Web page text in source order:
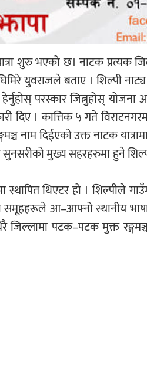
शुरु भएको छ। नाटक प्रत्यक
युवराजले बताए । शिल्पी
परस्कार जित्नुहोस्
दिए । कात्तिक ५ गते
नाम दिईएको उक्त नाटक
सुनसरीको मुख्य सहरहरुमा हुने
थिएटर हो । शिल्पीले
आ–आफ्नो स्थानीय
पटक–पटक मुक्त